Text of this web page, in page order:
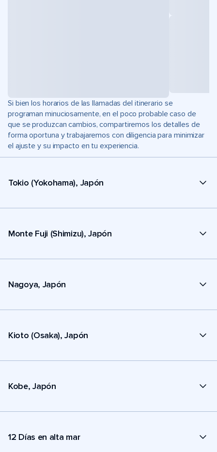
Si bien los horarios de las llamadas del itinerario se
programan minuciosamente, en el poco probable caso de
que se produzcan cambios, compartiremos los detalles de
forma oportuna y trabajaremos con diligencia para minimizar
el ajuste y su impacto en tu experiencia.
Tokio (Yokohama), Japón
Monte Fuji (Shimizu), Japón
Nagoya, Japón
Kioto (Osaka), Japón
Kobe, Japón
12 Días en alta mar